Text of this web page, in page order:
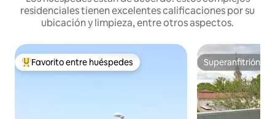
residenciales tienen excelentes calificaciones por su
ubicación y limpieza, entre otros aspectos.
De los mejores en Favorito entre huéspedes
Favorito entre huéspedes Superanfitrión
Superanfitrión